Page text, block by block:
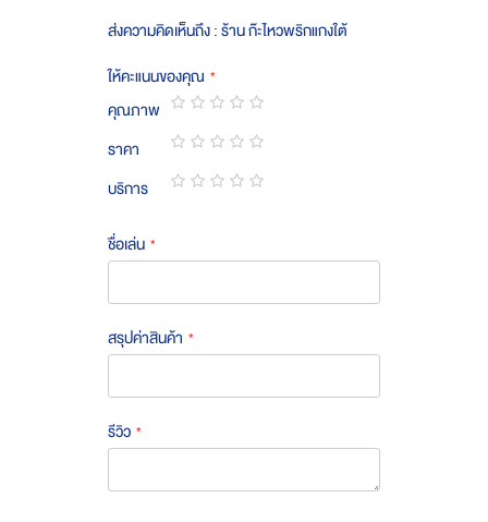
ส่งความคิดเห็นถึง : ร้าน ก๊ะไหวพริกแกงใต้
ให้คะแนนของคุณ
คุณภาพ
1
star
2
stars
3
stars
4
stars
5
stars
ราคา
1
star
2
stars
3
stars
4
stars
5
stars
บริการ
ชื่อเล่น
สรุปค่าสินค้า
รีวิว